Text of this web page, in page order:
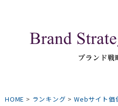
HOME > ランキング >Webサイト価